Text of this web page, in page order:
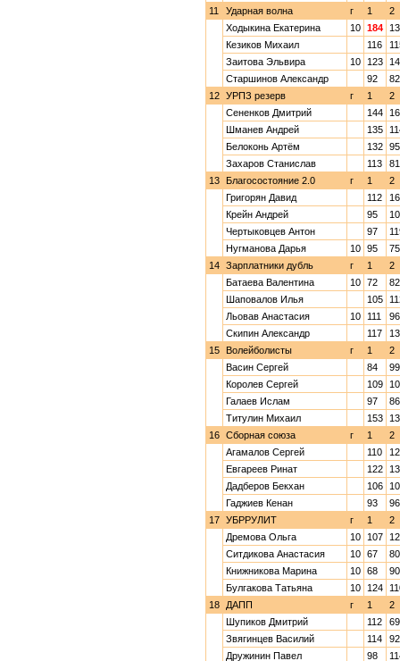
11
Ударная волна г 1
2
Ходыкина Екатерина
10 184
Кезиков Михаил
116
Заитова Эльвира
10 123
Старшинов Александр
92
82
12 УРПЗ резерв г 1
2
Сененков Дмитрий
144
Шманев Андрей
135
Белоконь Артём
132 95
Захаров Станислав
113
81
13 Благосостояние 2.0 г 1
2
Григорян Давид
112
Крейн Андрей
95
Чертыковцев Антон
97
Нугманова Дарья
10 95
75
14 Зарплатники дубль г 1
2
Батаева Валентина
10 72
82
Шаповалов Илья
105
Льовав Анастасия
10 111
96
Скипин Александр
117
15 Волейболисты г 1
2
Васин Сергей
84
99
Королев Сергей
109
Галаев Ислам
97
86
Титулин Михаил
153
16 Сборная союза г 1
2
Агамалов Сергей
110
Евгареев Ринат
122
Дадберов Бекхан
106
Гаджиев Кенан
93
96
17 УБРРУЛИТ г 1
2
Дремова Ольга
10 107
Ситдикова Анастасия
10 67
80
Книжникова Марина
10 68
90
Булгакова Татьяна
10 124
18
ДАПП г 1
2
Шупиков Дмитрий
112
69
Звягинцев Василий
114
92
Дружинин Павел
98